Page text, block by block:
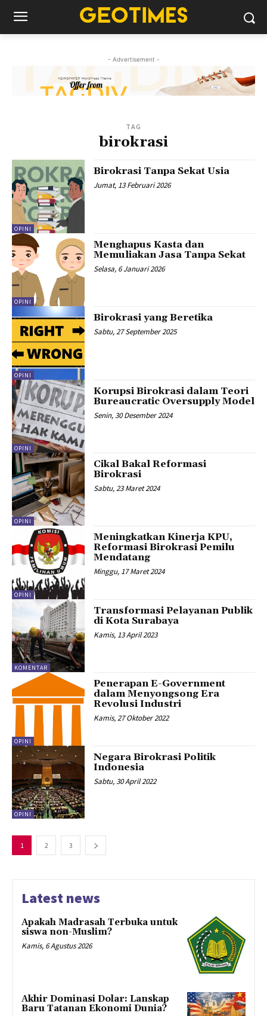
- Advertisement -
TAG
birokrasi
OPINI
Birokrasi Tanpa Sekat Usia
Jumat, 13 Februari 2026
OPINI
Menghapus Kasta dan
Memuliakan Jasa Tanpa Sekat
Selasa, 6 Januari 2026
OPINI
Birokrasi yang Beretika
Sabtu, 27 September 2025
OPINI
Korupsi Birokrasi dalam Teori
Bureaucratic Oversupply Model
Senin, 30 Desember 2024
OPINI
Cikal Bakal Reformasi
Birokrasi
Sabtu, 23 Maret 2024
OPINI
Meningkatkan Kinerja KPU,
Reformasi Birokrasi Pemilu
Mendatang
Minggu, 17 Maret 2024
KOMENTAR
Transformasi Pelayanan Publik
di Kota Surabaya
Kamis, 13 April 2023
OPINI
Penerapan E-Government
dalam Menyongsong Era
Revolusi Industri
Kamis, 27 Oktober 2022
OPINI
Negara Birokrasi Politik
Indonesia
Sabtu, 30 April 2022
1 2 3
Latest news
Apakah Madrasah Terbuka untuk
siswa non-Muslim?
Kamis, 6 Agustus 2026
Akhir Dominasi Dolar: Lanskap
Baru Tatanan Ekonomi Dunia?